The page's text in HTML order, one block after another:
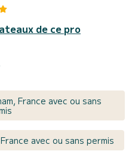
de ce pro
France avec ou sans
avec ou sans permis